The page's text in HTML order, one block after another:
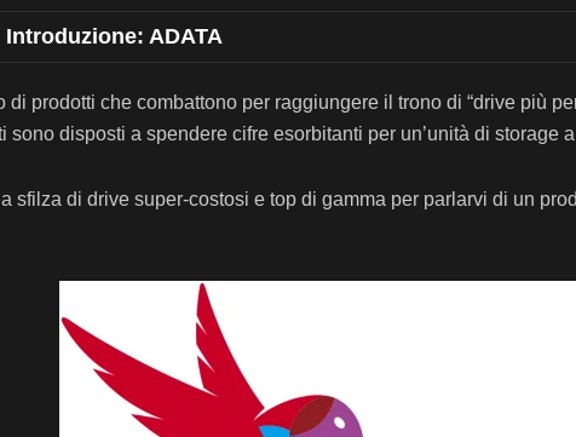
Introduzione: ADATA
di prodotti che combattono per raggiungere il trono di “drive più
disposti a spendere cifre esorbitanti per un’unità di storage
sfilza di drive super-costosi e top di gamma per parlarvi di un